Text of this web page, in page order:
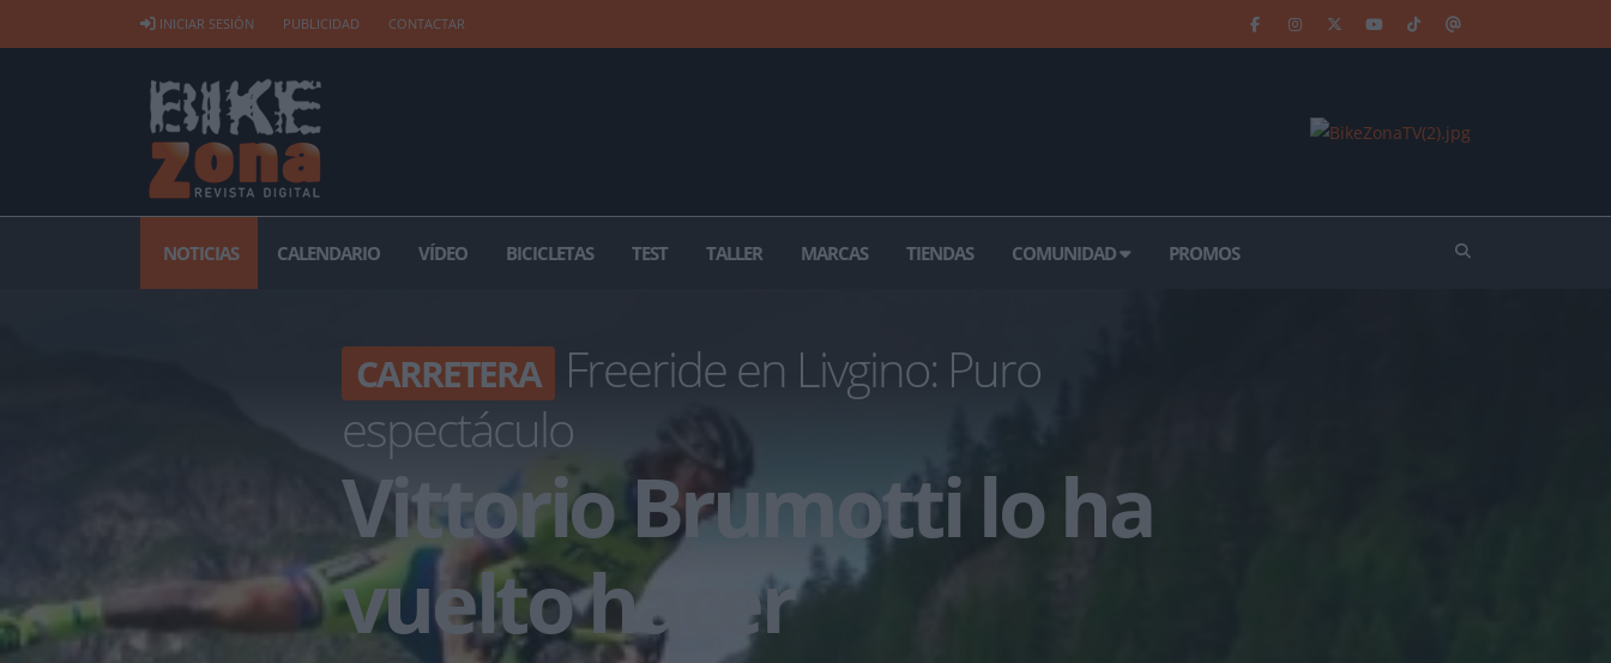
INICIAR SESIÓN PUBLICIDAD CONTACTAR
NOTICIAS CALENDARIO VÍDEO BICICLETAS TEST TALLER MARCAS TIENDAS COMUNIDAD PROMOS
CARRETERA Freeride en Livgino: Puro
espectáculo
Vittorio Brumotti lo ha
vuelto hacer